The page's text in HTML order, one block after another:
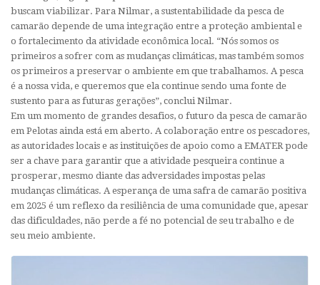
buscam viabilizar. Para Nilmar, a sustentabilidade da pesca de
camarão depende de uma integração entre a proteção ambiental e
o fortalecimento da atividade econômica local. “Nós somos os
primeiros a sofrer com as mudanças climáticas, mas também somos
os primeiros a preservar o ambiente em que trabalhamos. A pesca
é a nossa vida, e queremos que ela continue sendo uma fonte de
sustento para as futuras gerações”, conclui Nilmar.
Em um momento de grandes desafios, o futuro da pesca de camarão
em Pelotas ainda está em aberto. A colaboração entre os pescadores,
as autoridades locais e as instituições de apoio como a EMATER pode
ser a chave para garantir que a atividade pesqueira continue a
prosperar, mesmo diante das adversidades impostas pelas
mudanças climáticas. A esperança de uma safra de camarão positiva
em 2025 é um reflexo da resiliência de uma comunidade que, apesar
das dificuldades, não perde a fé no potencial de seu trabalho e de
seu meio ambiente.